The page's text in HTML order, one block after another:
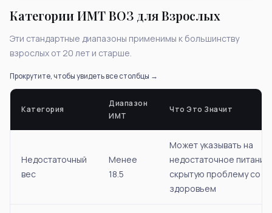
Категории ИМТ ВОЗ для Взрослых
Эти стандартные диапазоны применимы к большинству
взрослых от 20 лет и старше.
Прокрутите, чтобы увидеть все столбцы →
Категория
Диапазон
ИМТ
Что Это Значит
Недостаточный
вес
Менее
18.5
Может указывать на
недостаточное питание
скрытую проблему со
здоровьем